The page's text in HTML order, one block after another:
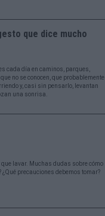
que dice mucho
cada día en caminos, parques,
no se conocen, que probablemente
y, casi sin pensarlo, levantan
una sonrisa.
lavar. Muchas dudas sobre cómo
¿Qué precauciones debemos tomar?